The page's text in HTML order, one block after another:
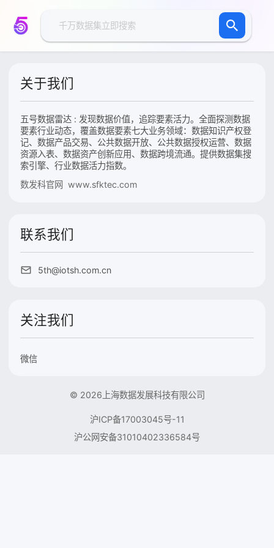
关于我们
五号数据雷达 : 发现数据价值，追踪要素活力。全面探测数据
要素行业动态，覆盖数据要素七大业务领域：数据知识产权登
记、数据产品交易、公共数据开放、公共数据授权运营、数据
资源入表、数据资产创新应用、数据跨境流通。提供数据集搜
索引擎、行业数据活力指数。
数发科官网 www.sfktec.com
联系我们
5th@iotsh.com.cn
关注我们
微信
© 2026上海数据发展科技有限公司
沪ICP备17003045号-11
沪公网安备31010402336584号